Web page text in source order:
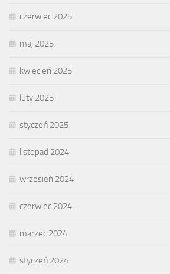
czerwiec 2025
maj 2025
kwiecień 2025
luty 2025
styczeń 2025
listopad 2024
wrzesień 2024
czerwiec 2024
marzec 2024
styczeń 2024